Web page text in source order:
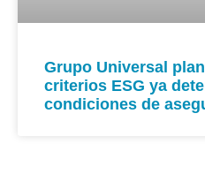
Grupo Universal
criterios ESG ya
condiciones de